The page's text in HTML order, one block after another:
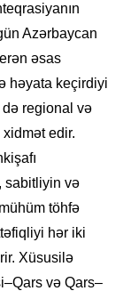
Azərbaycan
əsas
həyata keçirdiyi
də regional və
edir.
sabitliyin və
töhfə
hər iki
Xüsusilə
və Qars–